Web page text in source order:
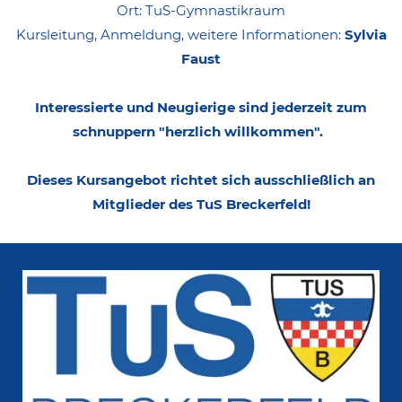
Ort: TuS-Gymnastikraum
Kursleitung, Anmeldung, weitere Informationen: Sylvia
Faust
Interessierte und Neugierige sind jederzeit zum
schnuppern "herzlich willkommen".
Dieses Kursangebot richtet sich ausschließlich an
Mitglieder des TuS Breckerfeld!